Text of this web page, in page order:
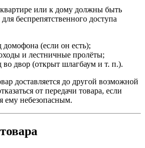
квартире или к дому должны быть
беспрепятственного доступа
домофона (если он есть);
и лестничные пролёты;
во двор (открыт шлагбаум и т. п.).
доставляется до другой возможной
от передачи товара, если
ему небезопасным.